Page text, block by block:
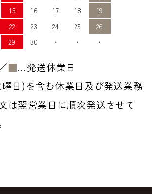
15 16 17 18
19
22 23 24 25
26
29 30 ・ ・ ・
■…発送休業日
日)を含む休業日及び発送業務
は翌営業日に順次発送させて